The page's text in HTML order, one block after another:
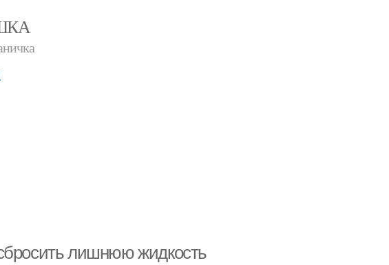
лишнюю жидкость